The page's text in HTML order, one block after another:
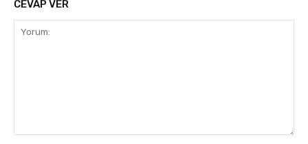
CEVAP VER